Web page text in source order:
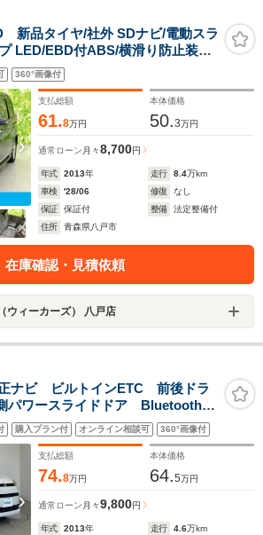
新品タイヤ/社外 SDナビ/電動スラ
LED/EBD付ABS/横滑り防止装置/
グTV/エアバッグ 運転席/エアバッ
360°画像付
支払総額
61.8万円
本体価格
50.3万円
通常ローン 月々8,700円
年式 2013年 走行 8.4万km
車検
'28/06 修復
なし
保証
保証付 整備
法定整備付
住所
青森県八戸市
在庫確認・見積依頼
ウィーカーズ） 八戸店
ナビ ビルトインETC 前後ドラ
パワースライドドア Bluetooth
ラー 純正フロアマット 社外ア
ュスタート スマートキー 地デ
購入プラン付 オンライン相談可 360°画像付
支払総額
74.8万円
本体価格
64.5万円
通常ローン 月々9,800円
年式 2013年 走行 4.6万km